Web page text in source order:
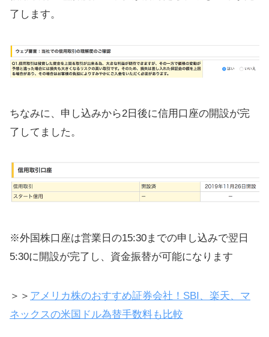
了します。
ちなみに、申し込みから2日後に信用口座の開設が完
了してました。
※外国株口座は営業日の15:30までの申し込みで翌日
5:30に開設が完了し、資金振替が可能になります
＞＞ アメリカ株のおすすめ証券会社！SBI、楽天、マ
ネックスの米国ドル為替手数料も比較